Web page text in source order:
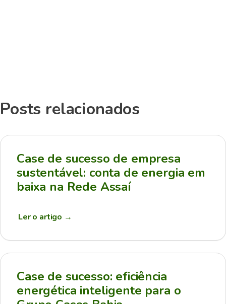
Posts relacionados
Case de sucesso de empresa
sustentável: conta de energia em
baixa na Rede Assaí
Ler o artigo →
Case de sucesso: eficiência
energética inteligente para o